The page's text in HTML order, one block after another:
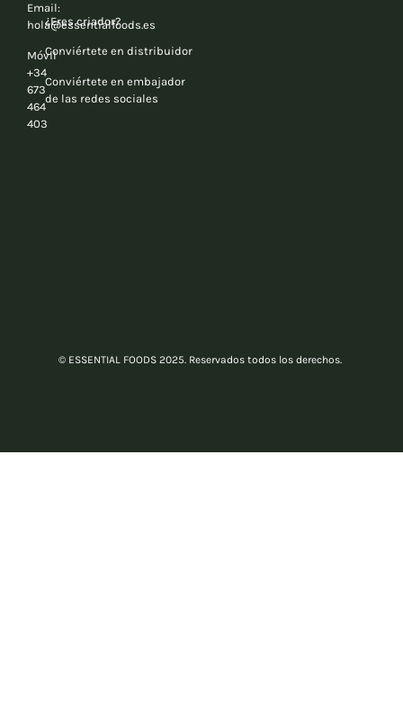
Email:
hola@essentialfoods.es
Móvil
+34
673
464
403
¿Eres criador?
Conviértete en distribuidor
Conviértete en embajador
de las redes sociales
© ESSENTIAL FOODS 2025. Reservados todos los derechos.